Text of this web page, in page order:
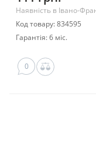
Наявність в Івано-
Код товару: 834595
Гарантія: 6 міс.
0